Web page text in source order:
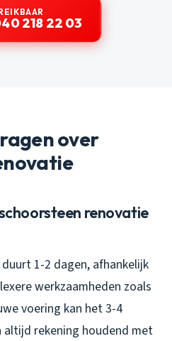
218 22 03
over
renovatie
1-2 dagen, afhankelijk
werkzaamheden zoals
voering kan het 3-4
altijd rekening houdend met